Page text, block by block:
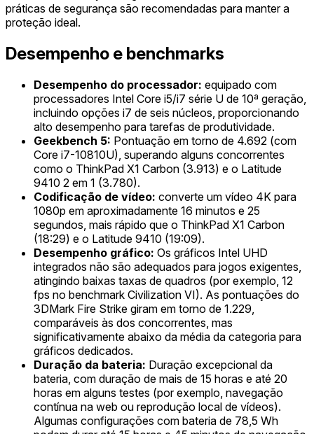
práticas de segurança são recomendadas para manter a
proteção ideal.
Desempenho e benchmarks
Desempenho do processador: equipado com
processadores Intel Core i5/i7 série U de 10ª geração,
incluindo opções i7 de seis núcleos, proporcionando
alto desempenho para tarefas de produtividade.
Geekbench 5: Pontuação em torno de 4.692 (com
Core i7-10810U), superando alguns concorrentes
como o ThinkPad X1 Carbon (3.913) e o Latitude
9410 2 em 1 (3.780).
Codificação de vídeo: converte um vídeo 4K para
1080p em aproximadamente 16 minutos e 25
segundos, mais rápido que o ThinkPad X1 Carbon
(18:29) e o Latitude 9410 (19:09).
Desempenho gráfico: Os gráficos Intel UHD
integrados não são adequados para jogos exigentes,
atingindo baixas taxas de quadros (por exemplo, 12
fps no benchmark Civilization VI). As pontuações do
3DMark Fire Strike giram em torno de 1.229,
comparáveis às dos concorrentes, mas
significativamente abaixo da média da categoria para
gráficos dedicados.
Duração da bateria: Duração excepcional da
bateria, com duração de mais de 15 horas e até 20
horas em alguns testes (por exemplo, navegação
contínua na web ou reprodução local de vídeos).
Algumas configurações com bateria de 78,5 Wh